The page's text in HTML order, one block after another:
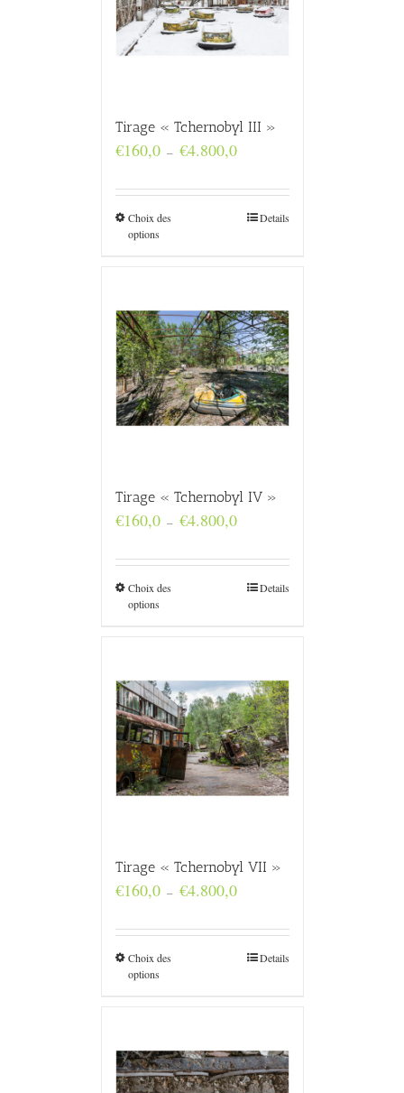
Tirage « Tchernobyl III »
€160,0 – €4.800,0Plage
€160,0
Choix des
options
Details
Tirage « Tchernobyl IV »
€160,0 – €4.800,0Plage
€160,0
Choix des
options
Details
Tirage « Tchernobyl VII »
€160,0 – €4.800,0Plage
€160,0
Choix des
options
Details